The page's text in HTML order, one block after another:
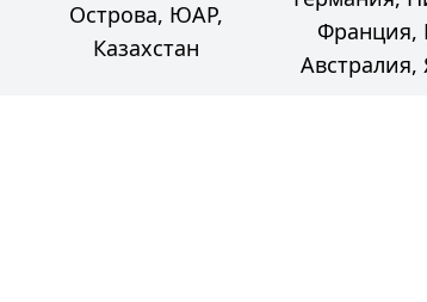
Острова, ЮАР,
Казахстан